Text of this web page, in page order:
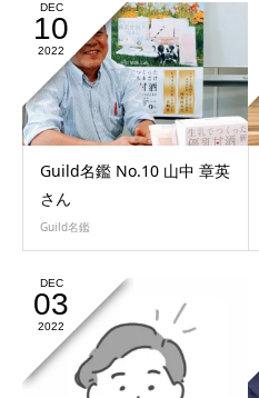
DEC
10
2022
Guild名鑑 No.10 山中 章英
さん
Guild名鑑
DEC
03
2022